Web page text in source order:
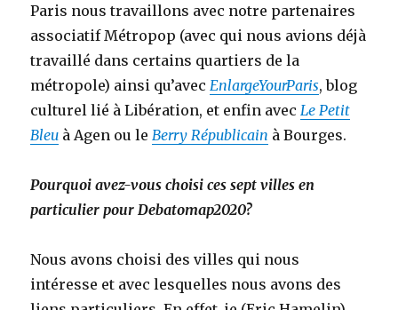
Paris nous travaillons avec notre partenaires
associatif Métropop (avec qui nous avions déjà
travaillé dans certains quartiers de la
métropole) ainsi qu’avecEnlargeYourParis, blog
culturel lié à Libération, et enfin avecLe Petit
Bleu à Agen ou leBerry Républicain à Bourges.
Pourquoi avez-vous choisi ces sept villes en
particulier pour Debatomap2020?
Nous avons choisi des villes qui nous
intéresse et avec lesquelles nous avons des